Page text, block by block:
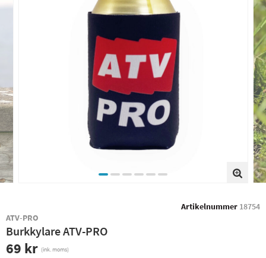
Artikelnummer 18754
ATV-PRO
Burkkylare ATV-PRO
69 kr (ink. moms)